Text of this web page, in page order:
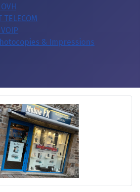
TELECOM
& Impressions